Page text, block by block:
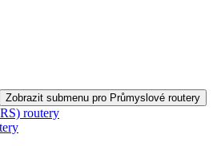
Zobrazit submenu pro Průmyslové routery
routery